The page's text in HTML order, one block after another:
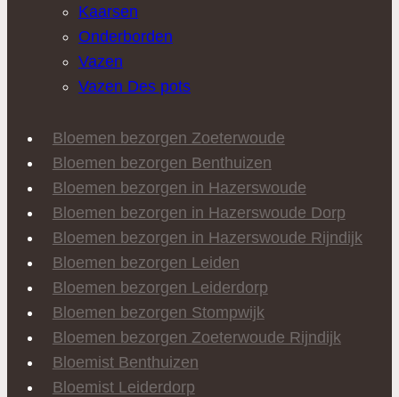
Kaarsen
Onderborden
Vazen
Vazen Des pots
Bloemen bezorgen Zoeterwoude
Bloemen bezorgen Benthuizen
Bloemen bezorgen in Hazerswoude
Bloemen bezorgen in Hazerswoude Dorp
Bloemen bezorgen in Hazerswoude Rijndijk
Bloemen bezorgen Leiden
Bloemen bezorgen Leiderdorp
Bloemen bezorgen Stompwijk
Bloemen bezorgen Zoeterwoude Rijndijk
Bloemist Benthuizen
Bloemist Leiderdorp